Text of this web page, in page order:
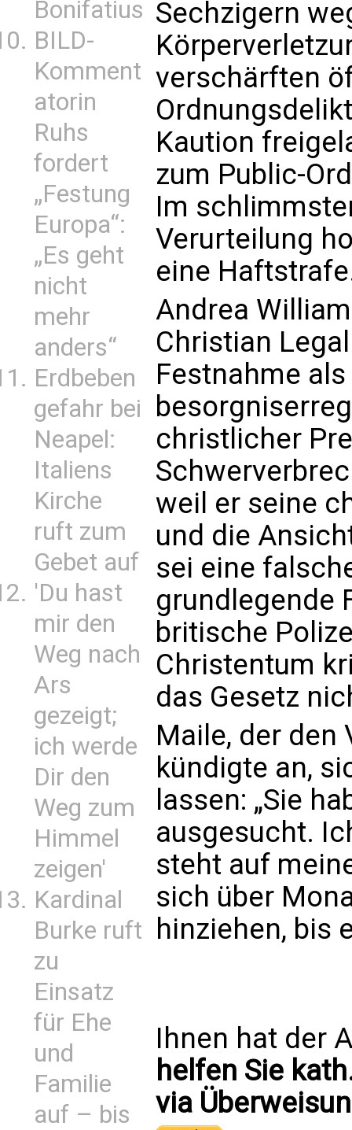
Bonifatius
BILD-
Komment
atorin
Ruhs
fordert
„Festung
Europa“:
„Es geht
nicht
mehr
anders“
Erdbeben
gefahr bei
Neapel:
Italiens
Kirche
ruft zum
Gebet auf
'Du hast
mir den
Weg nach
Ars
gezeigt;
ich werde
Dir den
Weg zum
Himmel
zeigen'
Kardinal
Burke ruft
zu
Einsatz
für Ehe
und
Familie
auf – bis
Sechzigern
verschärften
Kaution
zum Public-
Im
Verurteilung
eine
Andrea
Christian
Festnahme
christlicher
weil er seine
und die
sei eine
grundlegende
britische
Christentum
das Gesetz
Maile, der den
kündigte an,
lassen: „Sie
ausgesucht.
steht auf
sich über
hinziehen, bis
Ihnen hat der
helfen Sie
via